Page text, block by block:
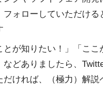
フォローしていただける
とが知りたい！」「ここ
などありましたら、
だければ、（極力）解説